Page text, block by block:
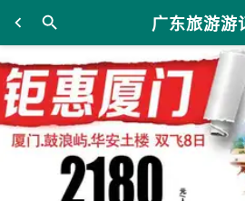
广东旅游游